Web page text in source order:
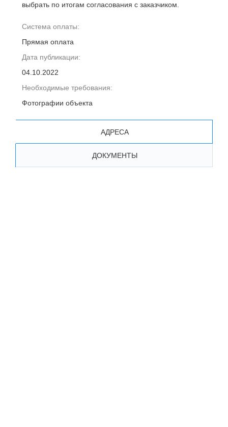
выбрать по итогам согласования с заказчиком.
Система оплаты:
Прямая оплата
Дата публикации:
04.10.2022
Необходимые требования:
Фотографии объекта
АДРЕСА
ДОКУМЕНТЫ